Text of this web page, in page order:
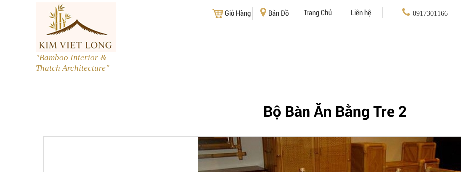
"Bamboo Interior &
Thatch Architecture"
Giỏ Hàng Bản Đồ Trang Chủ Liên hệ 0917301166
Bộ Bàn Ăn Bằng Tre 2